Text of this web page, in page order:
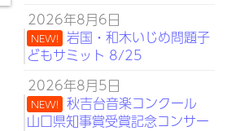
2026年8月6日
NEW! 岩国・和木いじめ問題子
どもサミット 8/25
2026年8月5日
NEW! 秋吉台音楽コンクール
山口県知事賞受賞記念コンサー